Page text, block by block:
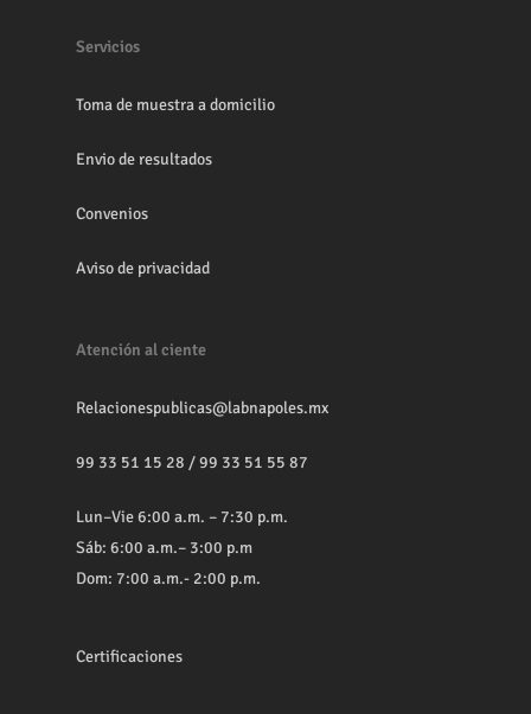
Servicios
Toma de muestra a domicilio
Envio de resultados
Convenios
Aviso de privacidad
Atención al ciente
Relacionespublicas@labnapoles.mx
99 33 51 15 28 /99 33 51 55 87
Lun–Vie 6:00 a.m. – 7:30 p.m.
Sáb: 6:00 a.m.– 3:00 p.m
Dom: 7:00 a.m.- 2:00 p.m.
Certificaciones